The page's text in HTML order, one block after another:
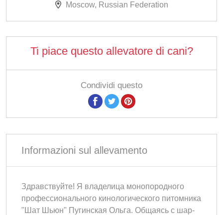
Moscow, Russian Federation
Ti piace questo allevatore di cani?
Condividi questo
Informazioni sul allevamento
Здравствуйте! Я владелица монопородного
профессионального кинологического питомника
"Шат Шьюн" Пугинская Ольга. Общаясь с шар-